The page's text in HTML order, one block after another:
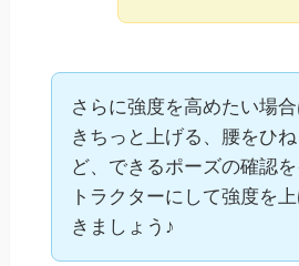
さらに強度を高めたい場
きちっと上げる、腰をひ
ど、できるポーズの確認
トラクターにして強度を
きましょう♪